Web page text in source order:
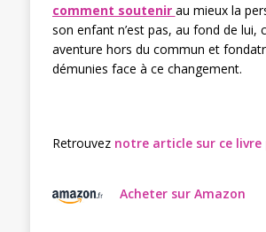
comment soutenir au mieux la
son enfant n’est pas, au fond de lui,
aventure hors du commun et
démunies face à ce changement.
Retrouvez notre article sur ce
Acheter sur Amazon